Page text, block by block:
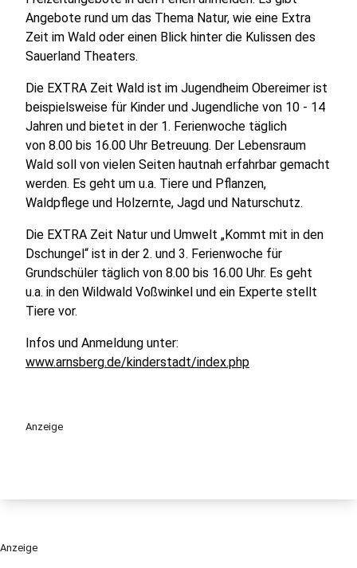
Angebote rund um das Thema Natur, wie eine Extra
Zeit im Wald oder einen Blick hinter die Kulissen des
Sauerland Theaters.
Die EXTRA Zeit Wald ist im Jugendheim Obereimer ist
beispielsweise für Kinder und Jugendliche von 10 - 14
Jahren und bietet in der 1. Ferienwoche täglich
von 8.00 bis 16.00 Uhr Betreuung. Der Lebensraum
Wald soll von vielen Seiten hautnah erfahrbar gemacht
werden. Es geht um u.a. Tiere und Pflanzen,
Waldpflege und Holzernte, Jagd und Naturschutz.
Die EXTRA Zeit Natur und Umwelt „Kommt mit in den
Dschungel“ ist in der 2. und 3. Ferienwoche für
Grundschüler täglich von 8.00 bis 16.00 Uhr. Es geht
u.a. in den Wildwald Voßwinkel und ein Experte stellt
Tiere vor.
Infos und Anmeldung unter:
www.arnsberg.de/kinderstadt/index.php
Anzeige
Anzeige